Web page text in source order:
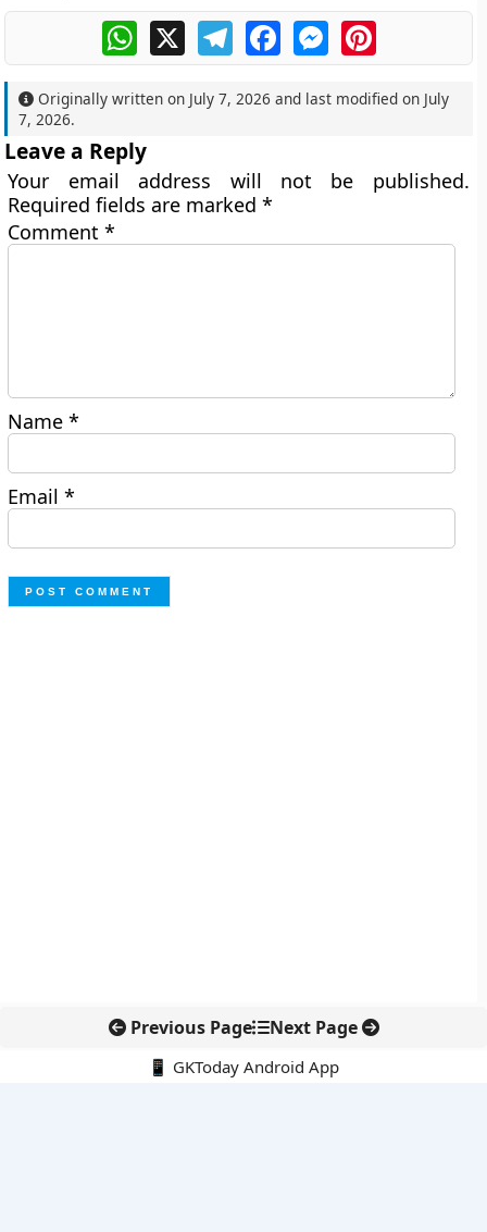
WhatsApp
X TelegramFacebookMessengerPinterest
Originally written on July 7, 2026 and last modified on July
7, 2026.
Leave a Reply
Your email address will not be published.
Required fields are marked*
Comment*
Name*
Email*
Previous Page Next Page
📱 GKToday Android App